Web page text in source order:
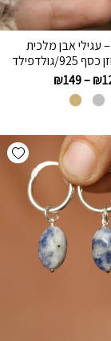
עגילי אבן מלכית
גולדפילד
₪
–
₪149